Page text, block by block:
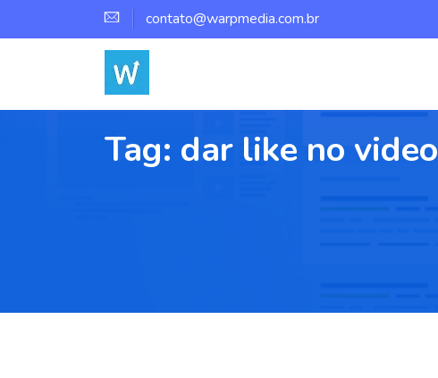
contato@warpmedia.com.br
Tag: dar like no video